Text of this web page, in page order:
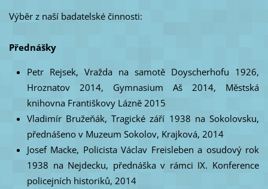
Výběr z naší badatelské činnosti:
Přednášky
Petr Rejsek, Vražda na samotě Doyscherhofu 1926,
Hroznatov 2014, Gymnasium Aš 2014, Městská
knihovna Františkovy Lázně 2015
Vladimír Bružeňák, Tragické září 1938 na Sokolovsku,
přednášeno v Muzeum Sokolov, Krajková, 2014
Josef Macke, Policista Václav Freisleben a osudový rok
1938 na Nejdecku, přednáška v rámci IX. Konference
policejních historiků, 2014